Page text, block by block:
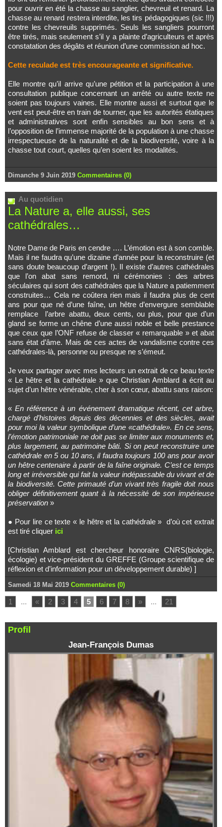
pour ouvrir en été la chasse au sanglier, chevreuil et renard. La
chasse au renard restera interdite, les tirs pédagogiques (sic !!!)
contre les chevreuils supprimés. Seuls les sangliers pourront
être tirés, mais seulement s’il y a plainte d’agriculteurs et après
constatation des dégâts et réunion d’une commission ad hoc.
Cette reculade est très encourageante et significative.
Elle montre qu’il arrive qu’une pétition et la participation à une
consultation publique concernant un arrêté ou autre texte ne
soient pas toujours vaines. Elle montre aussi et surtout que le
vent est peut-être en train de tourner, que les autorités étatiques
et administratives sont enfin sensibles au bon sens et à
l’opposition de l’immense majorité de la population à une chasse
irrespectueuse de la naturalité et de la biodiversité, voire à la
chasse tout court, quelles qu’en soient les modalités.
Dimanche 9 Juin 2019 Commentaires (0)
Au quotidien
La Nature a, elle aussi, ses
cathédrales…
Notre Dame de Paris en cendre …. L’émotion est à son comble.
Mais il ne faudra qu’une dizaine d’année pour la reconstruire (et
sans doute beaucoup d’argent !). Il existe d’autres cathédrales
que l’on abat sans remord, ni cérémonies : des arbres
séculaires qui sont des cathédrales que la Nature a patiemment
construites… Cela ne coûtera rien mais il faudra plus de cent
ans pour que né d’une faîne, un hêtre d’envergure semblable
remplace l’arbre abattu, deux cents, ou plus, pour que d’un
gland se forme un chêne d’une aussi noble et belle prestance
que ceux que l’ONF refuse de classer « remarquable » et abat
sans état d’âme. Mais de ces actes de vandalisme contre ces
cathédrales-là, personne ou presque ne s’émeut.
Je veux partager avec mes lecteurs un extrait de ce beau texte
« Le hêtre et la cathédrale » que Christian Amblard a écrit au
sujet d’un hêtre vénérable, cher à son cœur, abattu sans raison:
«En référence à un événement dramatique récent, cet arbre,
chargé d’histoires depuis des décennies et des siècles, avait
pour moi la valeur symbolique d’une «cathédrale». En ce sens,
l’émotion patrimoniale ne doit pas se limiter aux monuments et,
plus largement, au patrimoine bâti. Si on peut reconstruire une
cathédrale en 5 ou 10 ans, il faudra toujours 100 ans pour avoir
un hêtre centenaire à partir de la faîne originale. C’est ce temps
long et irréversible qui fait la valeur indépassable du vivant et de
la biodiversité. Cette primauté d’un vivant très fragile doit nous
obliger définitivement quant à la nécessité de son impérieuse
préservation »
● Pour lire ce texte « le hêtre et la cathédrale » d’où cet extrait
est tiré cliquer ici
[Christian Amblard est chercheur honoraire CNRS(biologie,
écologie) et vice-président du GREFFE (Groupe scientifique de
réflexion et d’information pour un développement durable) ]
Samedi 18 Mai 2019 Commentaires (0)
1 ... « 2 3 4 5 6 7 8 » ... 21
Profil
Jean-François Dumas